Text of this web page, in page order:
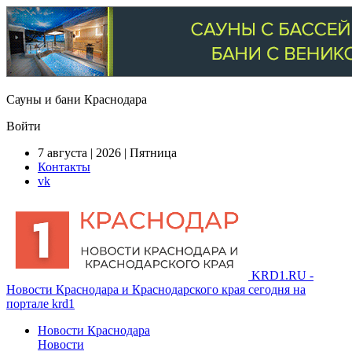
Сауны и бани Краснодара
Войти
7 августа | 2026 | Пятница
Контакты
vk
KRD1.RU -
Новости Краснодара и Краснодарского края сегодня на
портале krd1
Новости Краснодара
Новости